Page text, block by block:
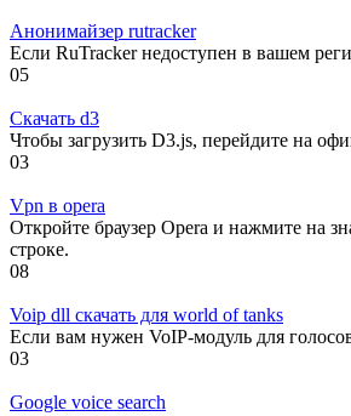
Анонимайзер rutracker
Если RuTracker недоступен в вашем
05
Скачать d3
Чтобы загрузить D3.js, перейдите на
03
Vpn в opera
Откройте браузер Opera и нажмите на
строке.
08
Voip dll скачать для world of tanks
Если вам нужен VoIP-модуль для
03
Google voice search